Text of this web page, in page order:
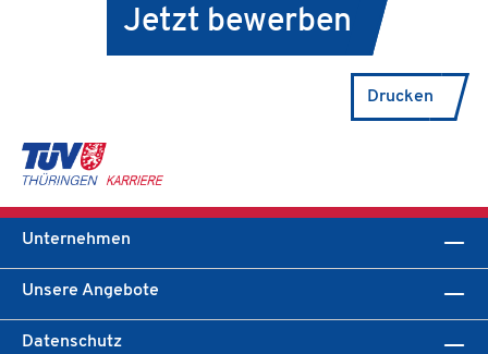
Jetzt bewerben
Drucken
Unternehmen
Unsere Angebote
Datenschutz